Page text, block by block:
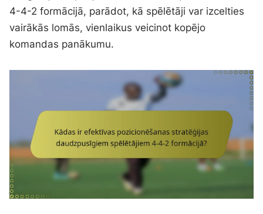
4-4-2 formācijā, parādot, kā spēlētāji var izcelties
vairākās lomās, vienlaikus veicinot kopējo
komandas panākumu.